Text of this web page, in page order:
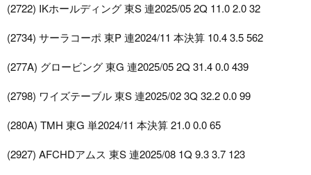
(2722) IKホールディング 東S 連2025/05 2Q 11.0 2.0 32
(2734) サーラコーポ 東P 連2024/11 本決算 10.4 3.5 562
(277A) グロービング 東G 連2025/05 2Q 31.4 0.0 439
(2798) ワイズテーブル 東S 連2025/02 3Q 32.2 0.0 99
(280A) TMH 東G 単2024/11 本決算 21.0 0.0 65
(2927) AFCHDアムス 東S 連2025/08 1Q 9.3 3.7 123